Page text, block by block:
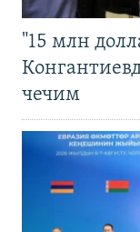
"15 млн
чечим